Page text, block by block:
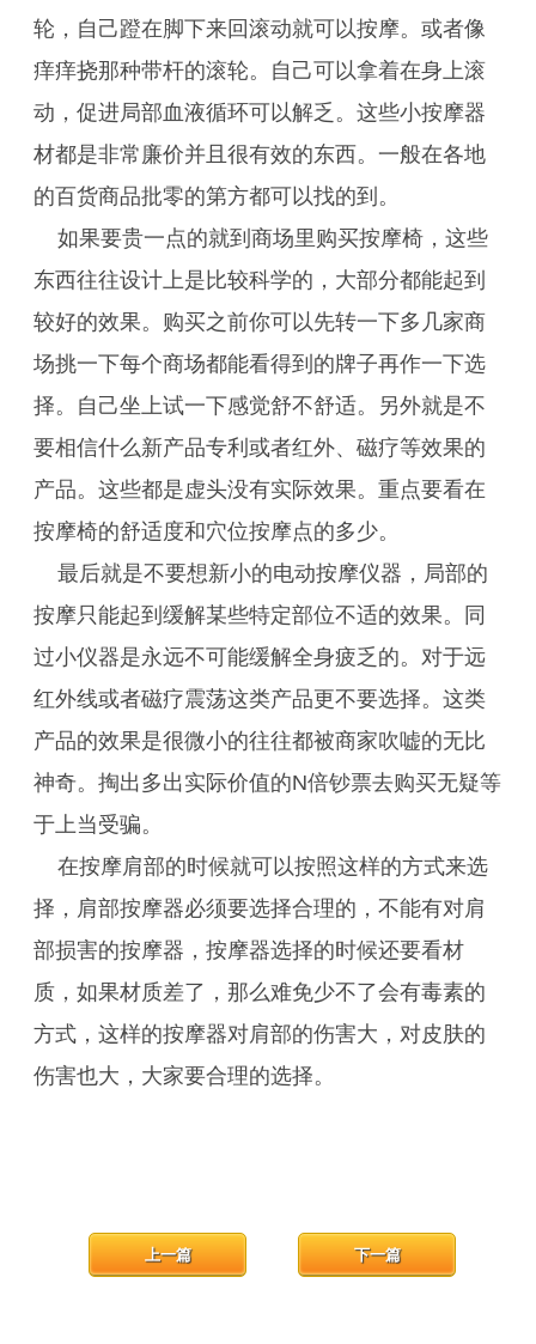
轮，自己蹬在脚下来回滚动就可以按摩。或者像
痒痒挠那种带杆的滚轮。自己可以拿着在身上滚
动，促进局部血液循环可以解乏。这些小按摩器
材都是非常廉价并且很有效的东西。一般在各地
的百货商品批零的第方都可以找的到。
如果要贵一点的就到商场里购买按摩椅，这些
东西往往设计上是比较科学的，大部分都能起到
较好的效果。购买之前你可以先转一下多几家商
场挑一下每个商场都能看得到的牌子再作一下选
择。自己坐上试一下感觉舒不舒适。另外就是不
要相信什么新产品专利或者红外、磁疗等效果的
产品。这些都是虚头没有实际效果。重点要看在
按摩椅的舒适度和穴位按摩点的多少。
最后就是不要想新小的电动按摩仪器，局部的
按摩只能起到缓解某些特定部位不适的效果。同
过小仪器是永远不可能缓解全身疲乏的。对于远
红外线或者磁疗震荡这类产品更不要选择。这类
产品的效果是很微小的往往都被商家吹嘘的无比
神奇。掏出多出实际价值的N倍钞票去购买无疑等
于上当受骗。
在按摩肩部的时候就可以按照这样的方式来选
择，肩部按摩器必须要选择合理的，不能有对肩
部损害的按摩器，按摩器选择的时候还要看材
质，如果材质差了，那么难免少不了会有毒素的
方式，这样的按摩器对肩部的伤害大，对皮肤的
伤害也大，大家要合理的选择。
下一篇
上一篇